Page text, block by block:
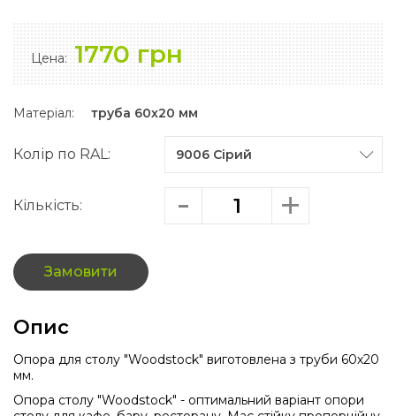
Цена: 1770 грн
Матеріал: труба 60х20 мм
Колір по RAL:
Кількість:
Замовити
Опис
Опора для столу "Woodstock" виготовлена з труби 60х20
мм.
Опора столу "Woodstock" - оптимальний варіант опори